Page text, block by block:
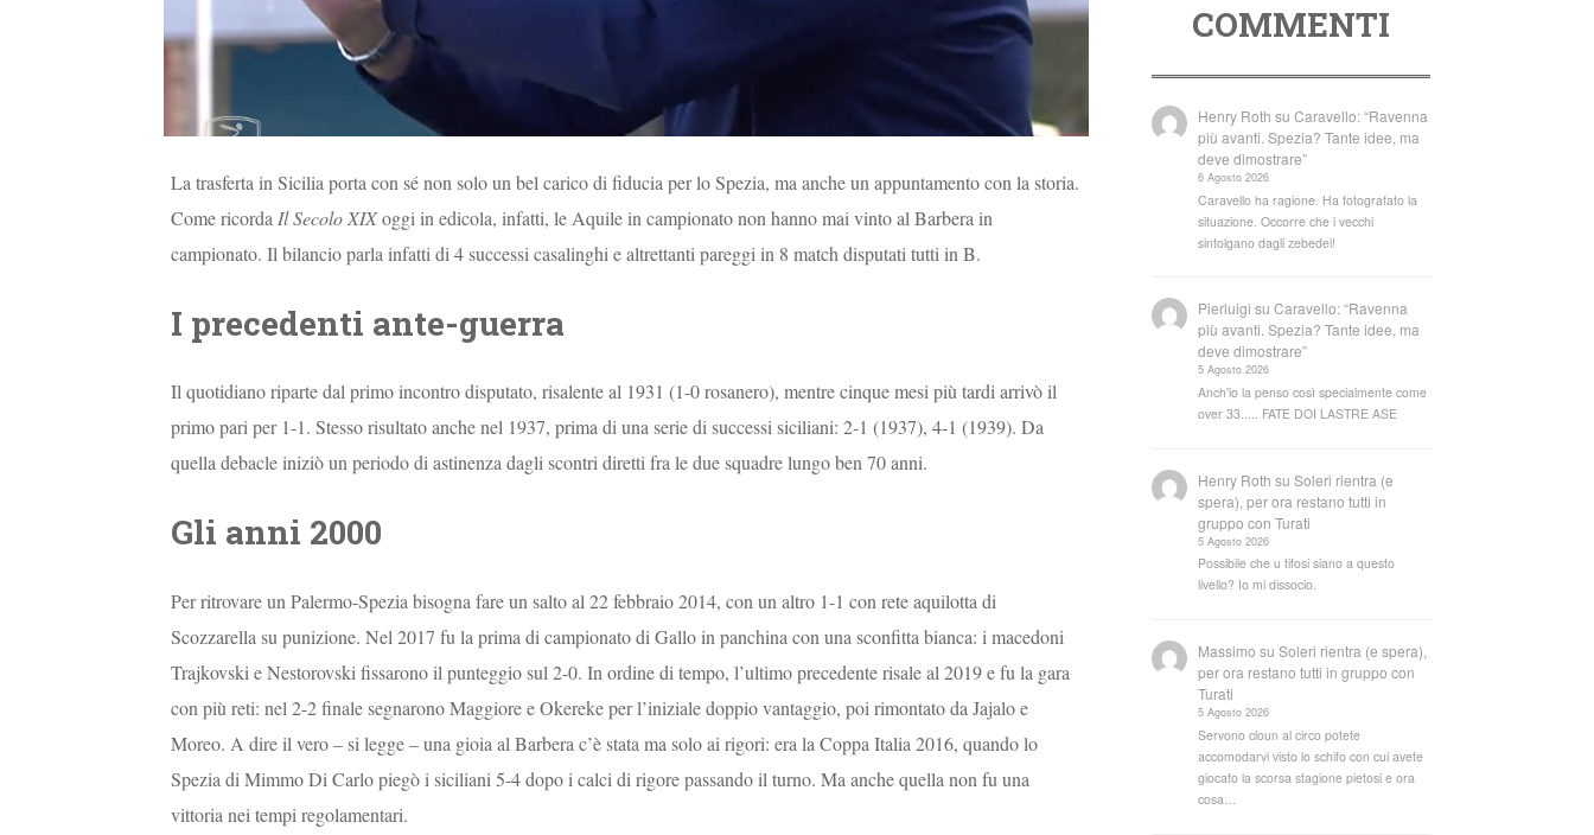
La trasferta in Sicilia porta con sé non solo un bel carico di fiducia per lo Spezia, ma anche un appuntamento con la storia.
Come ricorda Il Secolo XIXoggi in edicola, infatti, le Aquile in campionato non hanno mai vinto al Barbera in
campionato. Il bilancio parla infatti di 4 successi casalinghi e altrettanti pareggi in 8 match disputati tutti in B.
I precedenti ante-guerra
Il quotidiano riparte dal primo incontro disputato, risalente al 1931 (1-0 rosanero), mentre cinque mesi più tardi arrivò il
primo pari per 1-1. Stesso risultato anche nel 1937, prima di una serie di successi siciliani: 2-1 (1937), 4-1 (1939). Da
quella debacle iniziò un periodo di astinenza dagli scontri diretti fra le due squadre lungo ben 70 anni.
Gli anni 2000
Per ritrovare un Palermo-Spezia bisogna fare un salto al 22 febbraio 2014, con un altro 1-1 con rete aquilotta di
Scozzarella su punizione. Nel 2017 fu la prima di campionato di Gallo in panchina con una sconfitta bianca: i macedoni
Trajkovski e Nestorovski fissarono il punteggio sul 2-0. In ordine di tempo, l’ultimo precedente risale al 2019 e fu la gara
con più reti: nel 2-2 finale segnarono Maggiore e Okereke per l’iniziale doppio vantaggio, poi rimontato da Jajalo e
Moreo. A dire il vero – si legge – una gioia al Barbera c’è stata ma solo ai rigori: era la Coppa Italia 2016, quando lo
Spezia di Mimmo Di Carlo piegò i siciliani 5-4 dopo i calci di rigore passando il turno. Ma anche quella non fu una
vittoria nei tempi regolamentari.
COMMENTI
Henry Roth suCaravello: “Ravenna
più avanti. Spezia? Tante idee, ma
deve dimostrare”
6 Agosto 2026
Caravello ha ragione. Ha fotografato la
situazione. Occorre che i vecchi
sintolgano dagli zebedei!
Pierluigi suCaravello: “Ravenna
più avanti. Spezia? Tante idee, ma
deve dimostrare”
5 Agosto 2026
Anch'io la penso così specialmente come
over 33..... FATE DOI LASTRE ASE
Henry Roth suSoleri rientra (e
spera), per ora restano tutti in
gruppo con Turati
5 Agosto 2026
Possibile che u tifosi siano a questo
livello? Io mi dissocio.
Massimo suSoleri rientra (e spera),
per ora restano tutti in gruppo con
Turati
5 Agosto 2026
Servono cloun al circo potete
accomodarvi visto lo schifo con cui avete
giocato la scorsa stagione pietosi e ora
cosa…